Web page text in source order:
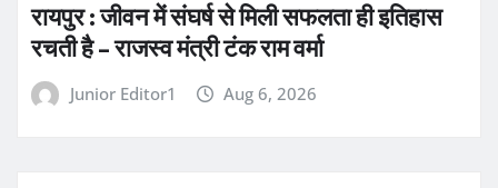
रायपुर : जीवन में संघर्ष से मिली सफलता ही इतिहास
रचती है – राजस्व मंत्री टंक राम वर्मा
Junior Editor1 Aug 6, 2026